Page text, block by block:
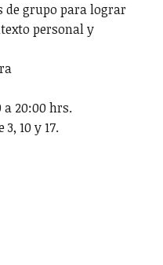
de grupo para lograr
personal y
a 20:00 hrs.
10 y 17.